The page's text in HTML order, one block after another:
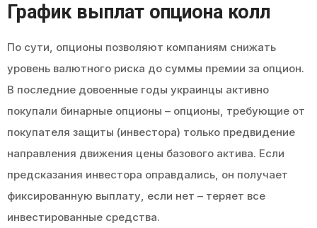
График выплат опциона колл
По сути, опционы позволяют компаниям снижать
уровень валютного риска до суммы премии за опцион.
В последние довоенные годы украинцы активно
покупали бинарные опционы – опционы, требующие от
покупателя защиты (инвестора) только предвидение
направления движения цены базового актива. Если
предсказания инвестора оправдались, он получает
фиксированную выплату, если нет – теряет все
инвестированные средства.